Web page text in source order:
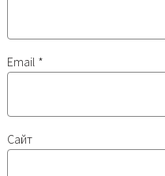
Email *
Сайт